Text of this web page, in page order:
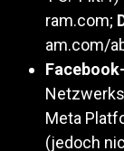
ram.com;
am.com/
Meta
(jedoch